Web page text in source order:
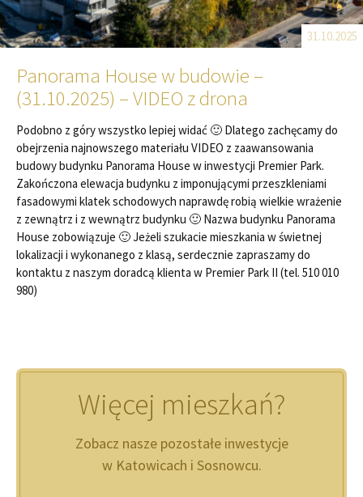
31.10.2025
Panorama House w budowie –
(31.10.2025) – VIDEO z drona
Podobno z góry wszystko lepiej widać 🙂 Dlatego zachęcamy do
obejrzenia najnowszego materiału VIDEO z zaawansowania
budowy budynku Panorama House w inwestycji Premier Park.
Zakończona elewacja budynku z imponującymi przeszkleniami
fasadowymi klatek schodowych naprawdę robią wielkie wrażenie
z zewnątrz i z wewnątrz budynku 🙂 Nazwa budynku Panorama
House zobowiązuje 🙂 Jeżeli szukacie mieszkania w świetnej
lokalizacji i wykonanego z klasą, serdecznie zapraszamy do
kontaktu z naszym doradcą klienta w Premier Park II (tel. 510 010
980)
Więcej mieszkań?
Zobacz nasze pozostałe inwestycje
w Katowicach i Sosnowcu.